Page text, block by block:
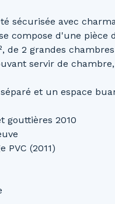
sécurisée avec
compose d'une pièce
de 2 grandes
servir de
et un espace
gouttières 2010
(2011)